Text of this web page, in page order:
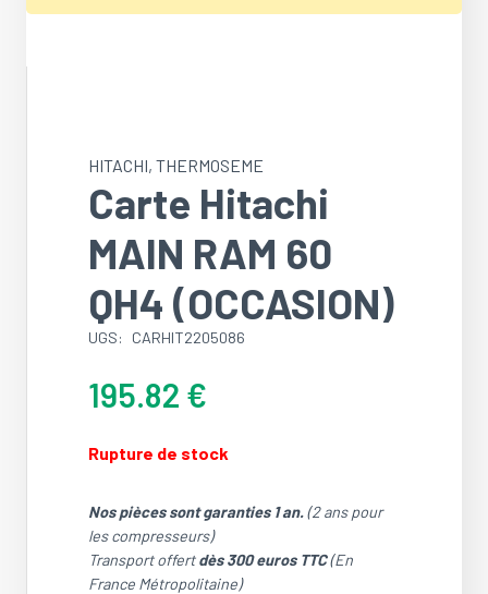
HITACHI, THERMOSEME
Carte Hitachi
MAIN RAM 60
QH4 (OCCASION)
UGS: CARHIT2205086
195.82 €
Rupture de stock
Nos pièces sont garanties 1 an.(2 ans pour
les compresseurs)
Transport offertdès 300 euros TTC(En
France Métropolitaine)